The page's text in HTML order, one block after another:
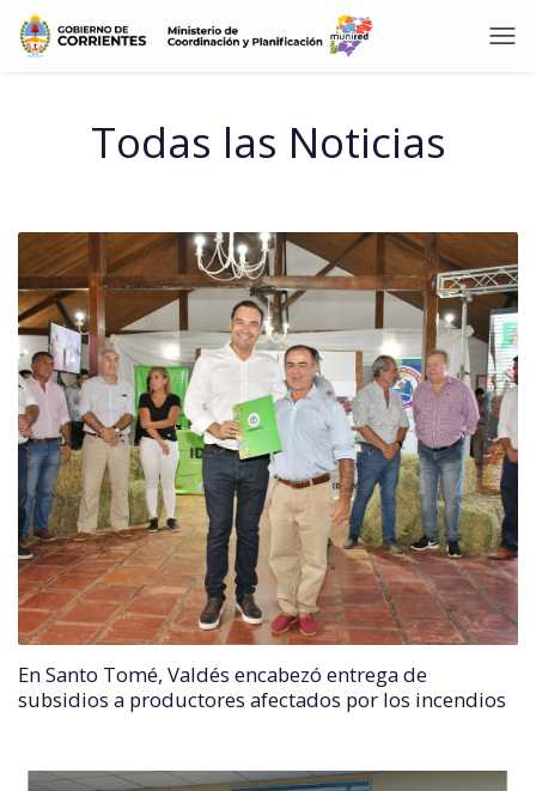
Todas las Noticias
En Santo Tomé, Valdés encabezó entrega de
subsidios a productores afectados por los incendios